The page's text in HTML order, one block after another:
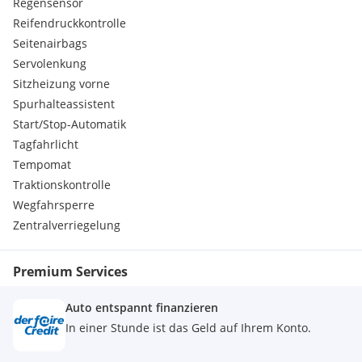
Warndreieck / Verbandskasten
Zusatzumfaenge RDE
Sitzbezug:
Stoff Grid Anthrazit
Editionen und Pakete:
ConnectedDrive Services (laufzeitgebundener Dienst)
ConnectedPackage Professional (laufzeitgebundener
Dienst)
Antrieb, Fahrwerk:
Steptronic Getriebe mit Doppelkupplung
Umwelt, Sicherheit:
ABS
Auto Start/Stop Funktion
Beifahrerairbag
Beifahrerairbag-Deaktivierung
ESP
Kindersitzbefestigung ISOFIX
Kopfairbag
LED-Tagfahrlicht
Reifendruckkontrolle
Seitenairbags
Servolenkung
Sitzheizung vorne
Spurhalteassistent
Start/Stop-Automatik
Tagfahrlicht
Tempomat
Traktionskontrolle
Wegfahrsperre
Zentralverriegelung
Premium Services
Auto entspannt finanzieren
In einer Stunde ist das Geld auf Ihrem Konto.